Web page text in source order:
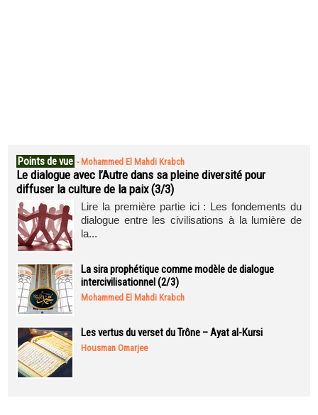
Points de vue - Mohammed El Mahdi Krabch
Le dialogue avec l’Autre dans sa pleine diversité pour
diffuser la culture de la paix (3/3)
Lire la première partie ici : Les fondements du
dialogue entre les civilisations à la lumière de
la...
La sira prophétique comme modèle de dialogue
intercivilisationnel (2/3)
Mohammed El Mahdi Krabch
Les vertus du verset du Trône – Ayat al-Kursi
Housman Omarjee